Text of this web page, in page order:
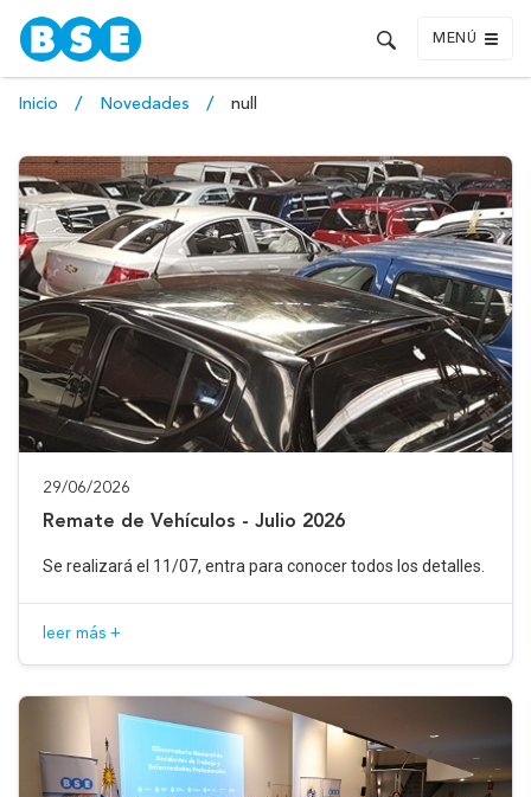
MENÚ
Inicio Novedades null
29/06/2026
Remate de Vehículos - Julio 2026
Se realizará el 11/07, entra para conocer todos los detalles.
leer más +